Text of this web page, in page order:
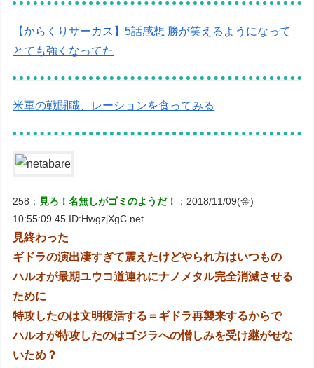
【からくりサーカス】5話感想 勝が笑えるようになって
とても強くなってた
米軍の戦闘職、レーションを食ってみる
258： 見ろ！名無しがゴミのようだ！
：2018/11/09(金)
10:55:09.45 ID:HwgzjXgC.net
見終わった
ギドラの演出凄すぎて震えたけどやられ方はいつもの
ハルオが最期ユウコ道連れにナノメタル完全消滅させる
ために
特攻したのは文明復活する＝ギドラ再襲来するからで
ハルオが特攻したのはゴジラへの憎しみを受け継がせな
いため？